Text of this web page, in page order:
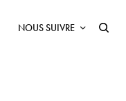
NOUS SUIVRE